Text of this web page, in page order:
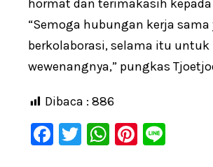
hormat dan terimakasih kepada
“Semoga hubungan kerja
berkolaborasi, selama itu
wewenangnya,” pungkas
Dibaca : 886
F
T
W Pi